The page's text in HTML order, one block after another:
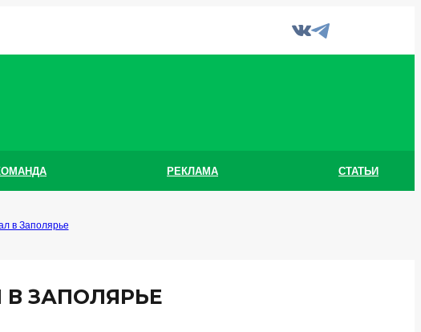
РЕКЛАМА СТАТЬИ
в Заполярье
ЗАПОЛЯРЬЕ